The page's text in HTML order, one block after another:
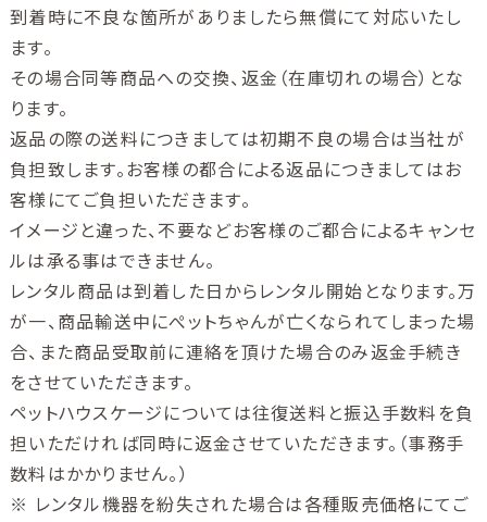
到着時に不良な箇所がありましたら無償にて対応いたし
ます。
その場合同等商品への交換、返金（在庫切れの場合）とな
ります。
返品の際の送料につきましては初期不良の場合は当社が
負担致します。お客様の都合による返品につきましてはお
客様にてご負担いただきます。
イメージと違った、不要などお客様のご都合によるキャンセ
ルは承る事はできません。
レンタル商品は到着した日からレンタル開始となります。万
が一、商品輸送中にぺットちゃんが亡くなられてしまった場
合、また商品受取前に連絡を頂けた場合のみ返金手続き
をさせていただきます。
ペットハウスケージについては往復送料と振込手数料を負
担いただければ同時に返金させていただきます。（事務手
数料はかかりません。）
※ レンタル機器を紛失された場合は各種販売価格にてご